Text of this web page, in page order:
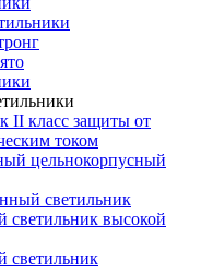
II класс защиты от
током
цельнокорпусный
светильник
светильник высокой
светильник